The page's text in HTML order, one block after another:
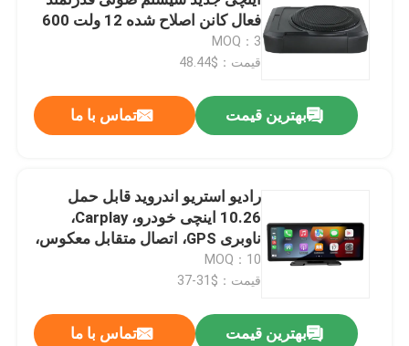
درباره ما
بازدید از کارخانه
فعال کانن اصلاح شده 12 ولت 600
وات سیستم صوتی اتومبیل سوبووفر
MOQ：3
قیمت：$48.44
بهترین قیمت تماس با ما
رادیو استریو اندروید قابل حمل
10.26 اینچی خودرو، Carplay،
ناوبری GPS، اتصال متقابل معکوس،
GPS
MOQ：10
قیمت：$31-37
بهترین قیمت تماس با ما